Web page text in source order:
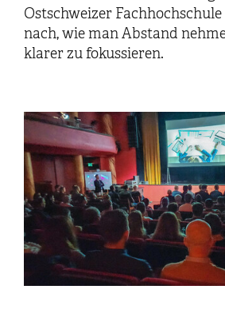
Ostschweizer
nach, wie man Abstand
klarer zu fokussieren.